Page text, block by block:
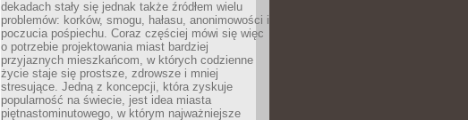
dekadach stały się jednak także źródłem wielu
problemów: korków, smogu, hałasu, anonimowości i
poczucia pośpiechu. Coraz częściej mówi się więc
o potrzebie projektowania miast bardziej
przyjaznych mieszkańcom, w których codzienne
życie staje się prostsze, zdrowsze i mniej
stresujące. Jedną z koncepcji, która zyskuje
popularność na świecie, jest idea miasta
piętnastominutowego, w którym najważniejsze